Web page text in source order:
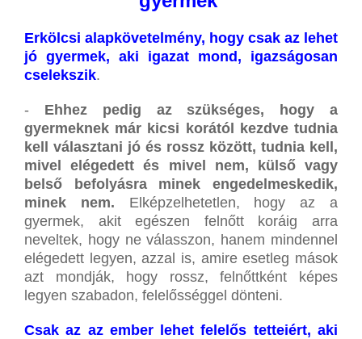
Erkölcsi alapkövetelmény, hogy csak az lehet
jó gyermek, aki igazat mond, igazságosan
cselekszik.
- Ehhez pedig az szükséges, hogy a
gyermeknek már kicsi korától kezdve tudnia
kell választani jó és rossz között, tudnia kell,
mivel elégedett és mivel nem, külső vagy
belső befolyásra minek engedelmeskedik,
minek nem. Elképzelhetetlen, hogy az a
gyermek, akit egészen felnőtt koráig arra
neveltek, hogy ne válasszon, hanem mindennel
elégedett legyen, azzal is, amire esetleg mások
azt mondják, hogy rossz, felnőttként képes
legyen szabadon, felelősséggel dönteni.
Csak az az ember lehet felelős tetteiért, aki